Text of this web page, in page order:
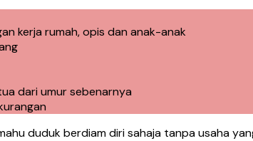
kerja rumah, opis dan anak-anak
dari umur sebenarnya
duduk berdiam diri sahaja tanpa usaha